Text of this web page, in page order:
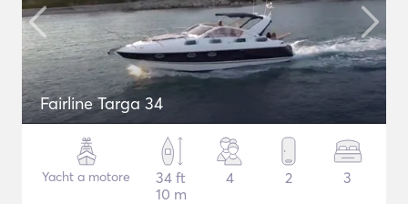
Fairline Targa 34
Yacht a motore
34 ft
10 m
4 2 3